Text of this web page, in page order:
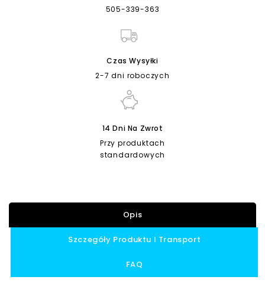
505-339-363
Czas Wysyłki
2-7 dni roboczych
14 Dni Na Zwrot
Przy produktach
standardowych
Opis
Szczegóły Produktu I Transport
FAQ